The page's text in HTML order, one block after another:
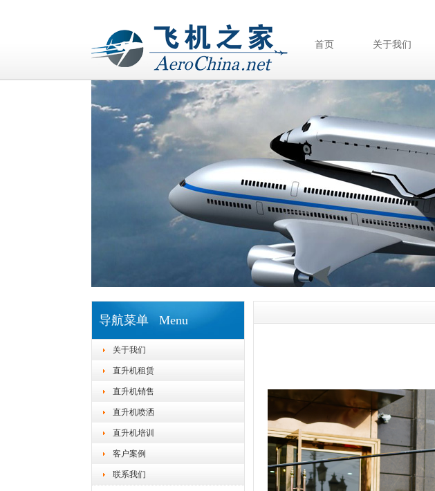
首页 关于我们
导航菜单 Menu
关于我们
直升机租赁
直升机销售
直升机喷洒
直升机培训
客户案例
联系我们